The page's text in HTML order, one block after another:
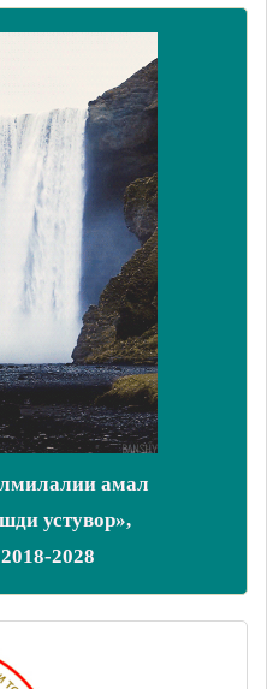
амал
устувор»,
2028